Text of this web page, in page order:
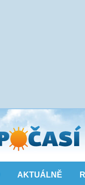
AKTUÁLNĚ